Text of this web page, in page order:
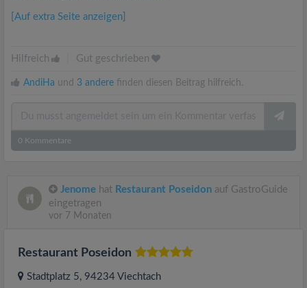
[Auf extra Seite anzeigen]
Hilfreich Gut geschrieben
AndiHa und 3 andere finden diesen Beitrag hilfreich.
0 Kommentare
Jenome hat Restaurant Poseidon auf GastroGuide
eingetragen
vor 7 Monaten
Restaurant Poseidon
Stadtplatz 5, 94234 Viechtach